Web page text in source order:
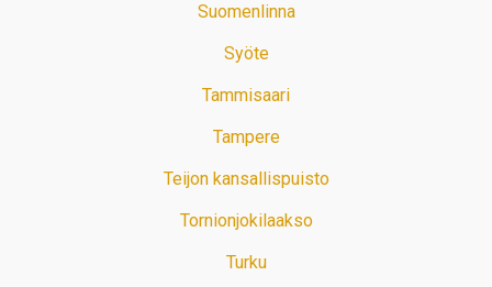
Suomenlinna
Syöte
Tammisaari
Tampere
Teijon kansallispuisto
Tornionjokilaakso
Turku